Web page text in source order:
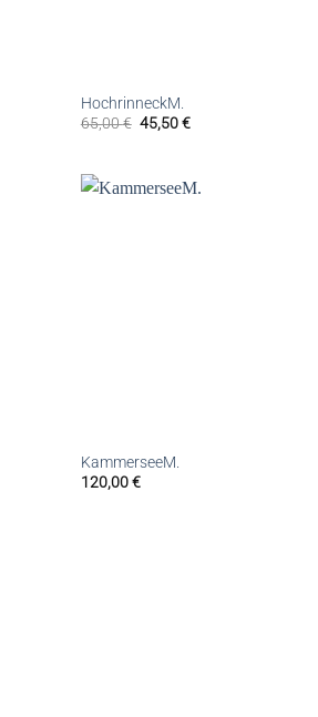
HochrinneckM.
65,00€ 45,50€
KammerseeM.
120,00€